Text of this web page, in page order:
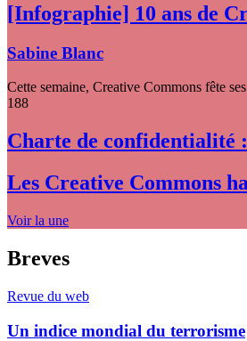
[Infographie] 10 ans de
Sabine Blanc
Cette semaine, Creative Commons fête
188
Charte de confidentialité
Les Creative Commons
Voir la une
Breves
Revue du web
Un indice mondial du terrorisme